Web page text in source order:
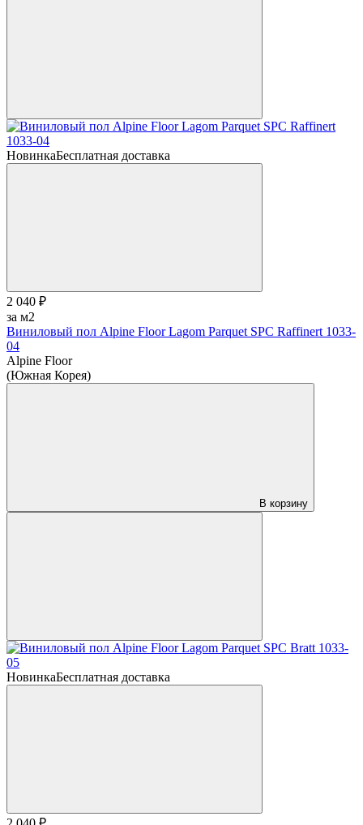
НовинкаБесплатная доставка
2 040 ₽
за м2
Виниловый пол Alpine Floor Lagom Parquet SPC Raffinert 1033-
04
Alpine Floor
(Южная Корея)
В корзину
НовинкаБесплатная доставка